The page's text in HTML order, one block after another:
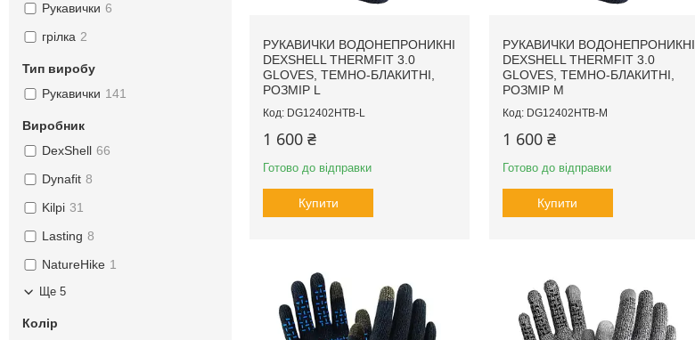
РУКАВИЧКИ ВОДОНЕПРОНИКНІ
DEXSHELL THERMFIT 3.0
GLOVES, ТЕМНО-БЛАКИТНІ,
РОЗМІР L
DG12402HTB-L
1 600 ₴
Готово до відправки
Купити
РУКАВИЧКИ ВОДОНЕПРОНИКНІ
DEXSHELL THERMFIT 3.0
GLOVES, ТЕМНО-БЛАКИТНІ,
РОЗМІР M
DG12402HTB-M
1 600 ₴
Готово до відправки
Купити
Рукавички 6
грілка 2
Тип виробу
Рукавички 141
Виробник
DexShell 66
Dynafit 8
Kilpi 31
Lasting 8
NatureHike 1
Ще 5
Колір